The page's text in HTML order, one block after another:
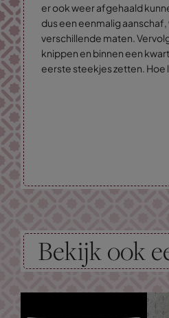
er ook weer afgehaald
dus een eenmalig aanschaf,
verschillende maten.
knippen en binnen een
eerste steekjes zetten. Hoe
Bekijk ook